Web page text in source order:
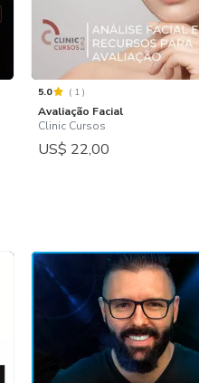
5.0 ( 1 )
Avaliação Facial
Clinic Cursos
US$ 22,00